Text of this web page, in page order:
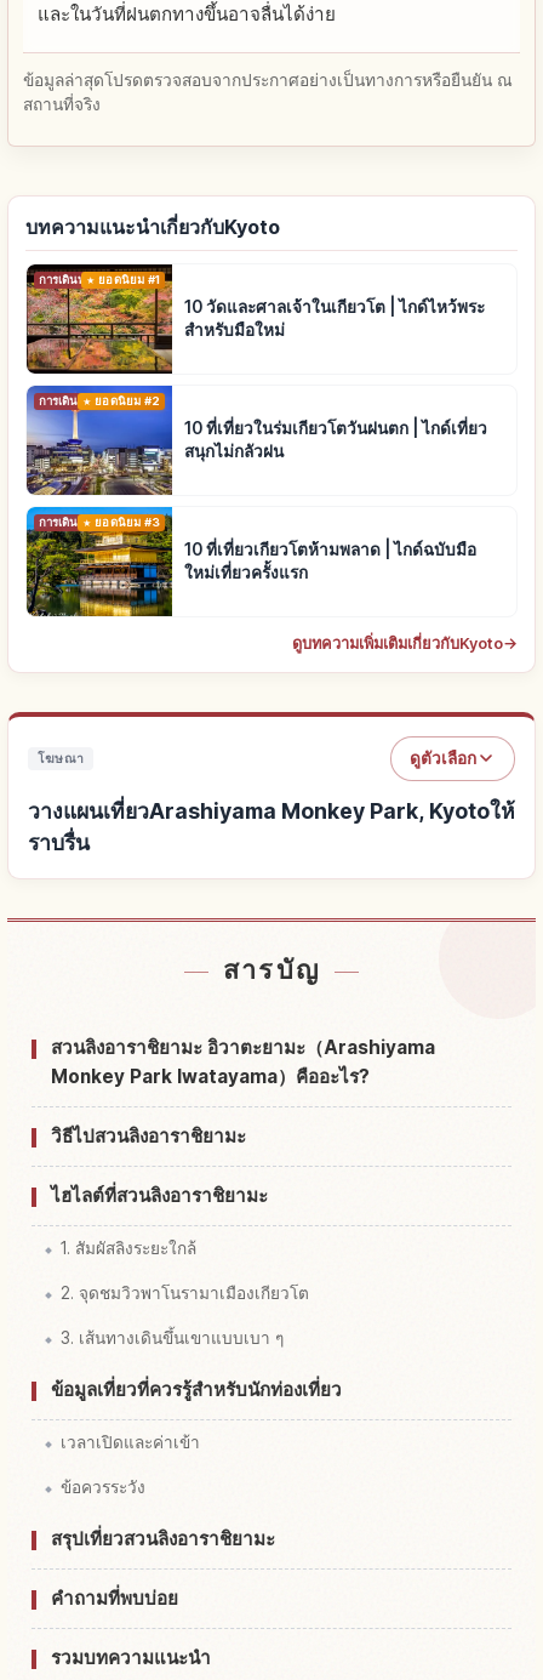
และในวันที่ฝนตกทางขึ้นอาจลื่นได้ง่าย
ข้อมูลล่าสุดโปรดตรวจสอบจากประกาศอย่างเป็นทางการหรือยืนยัน ณ
สถานที่จริง
บทความแนะนำเกี่ยวกับKyoto
การเดินทาง ยอดนิยม #1
10 วัดและศาลเจ้าในเกียวโต | ไกด์ไหว้พระ
สำหรับมือใหม่
การเดินทางยอดนิยม #2
10 ที่เที่ยวในร่มเกียวโตวันฝนตก | ไกด์เที่ยว
สนุกไม่กลัวฝน
การเดินทางยอดนิยม #3
10 ที่เที่ยวเกียวโตห้ามพลาด | ไกด์ฉบับมือ
ใหม่เที่ยวครั้งแรก
ดูบทความเพิ่มเติมเกี่ยวกับKyoto→
โฆษณา ดูตัวเลือก
วางแผนเที่ยวArashiyama Monkey Park, Kyotoให้
ราบรื่น
สารบัญ
สวนลิงอาราชิยามะ อิวาตะยามะ（Arashiyama
Monkey Park Iwatayama）คืออะไร?
วิธีไปสวนลิงอาราชิยามะ
ไฮไลต์ที่สวนลิงอาราชิยามะ
1. สัมผัสลิงระยะใกล้
2. จุดชมวิวพาโนรามาเมืองเกียวโต
3. เส้นทางเดินขึ้นเขาแบบเบา ๆ
ข้อมูลเที่ยวที่ควรรู้สำหรับนักท่องเที่ยว
เวลาเปิดและค่าเข้า
ข้อควรระวัง
สรุปเที่ยวสวนลิงอาราชิยามะ
คำถามที่พบบ่อย
รวมบทความแนะนำ